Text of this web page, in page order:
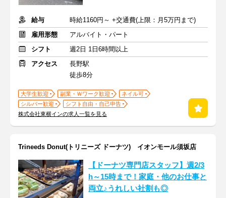
給与
時給1160円～ +交通費(上限：月5万円まで)
雇用形態
アルバイト・パート
シフト
週2日 1日6時間以上
アクセス
長野駅
徒歩8分
大学生歓迎 副業・Ｗワーク歓迎
ネイル可
シルバー歓迎
シフト自由・自己申告
株式会社東横インの求人一覧を見る
Trineeds Donut(トリニーズ ドーナツ) イオンモール須坂店
【ドーナツ専門店スタッフ】週2/3
h～15時まで！家庭・他のお仕事と
両立♪うれしい社割も◎